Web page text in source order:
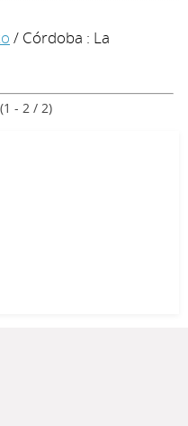
/ Córdoba : La
(1 - 2 / 2)